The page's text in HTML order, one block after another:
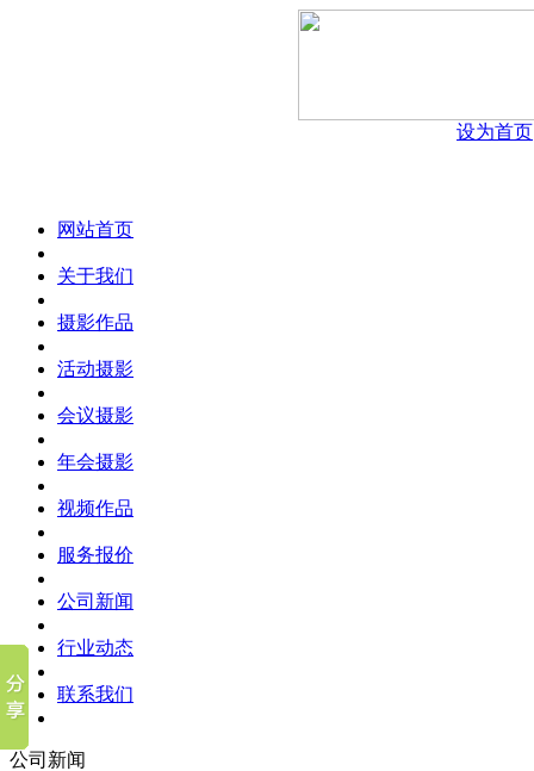
设为首页
网站首页
关于我们
摄影作品
活动摄影
会议摄影
年会摄影
视频作品
服务报价
公司新闻
行业动态
联系我们
公司新闻